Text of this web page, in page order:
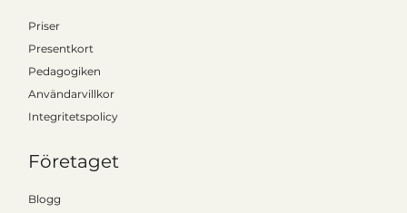
Kattalos VD gästar AI Sweden-podden:
sätt"
Priser
Presentkort
Pedagogiken
Användarvillkor
Integritetspolicy
Företaget
Blogg